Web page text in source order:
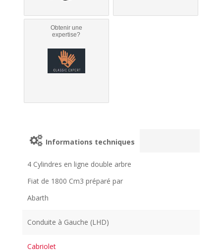
Obtenir une
expertise?
Informations techniques
4 Cylindres en ligne double arbre
Fiat de 1800 Cm3 préparé par
Abarth
Conduite à Gauche (LHD)
Cabriolet